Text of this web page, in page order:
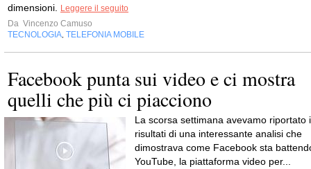
dimensioni.
Leggere il seguito
Da Vincenzo Camuso
TECNOLOGIA TELEFONIA MOBILE
Facebook punta sui video e ci mostra
quelli che più ci piacciono
La scorsa settimana avevamo riportato i
risultati di una interessante analisi che
dimostrava come Facebook sta
YouTube, la piattaforma video per...